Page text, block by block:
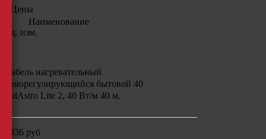
Цены
Наименование
Ед. изм.
Кабель нагревательный
саморегулирующийся бытовой 40
IndAstro Lite 2, 40 Вт/м 40 м.
9936 руб